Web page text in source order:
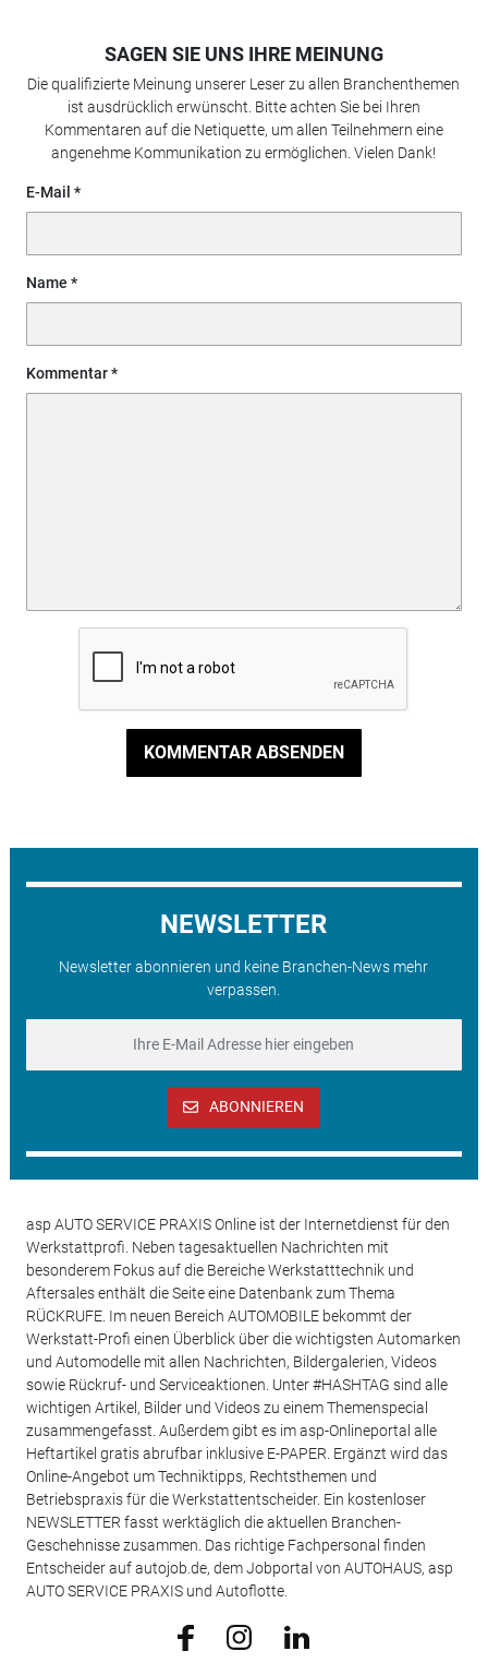
SAGEN SIE UNS IHRE MEINUNG
Die qualifizierte Meinung unserer Leser zu allen Branchenthemen
ist ausdrücklich erwünscht. Bitte achten Sie bei Ihren
Kommentaren auf die Netiquette, um allen Teilnehmern eine
angenehme Kommunikation zu ermöglichen. Vielen Dank!
E-Mail
Name
Kommentar
KOMMENTAR ABSENDEN
NEWSLETTER
Newsletter abonnieren und keine Branchen-News mehr
verpassen.
ABONNIEREN
asp AUTO SERVICE PRAXIS Online ist der Internetdienst für den
Werkstattprofi. Neben tagesaktuellen Nachrichten mit
besonderem Fokus auf die Bereiche Werkstatttechnik und
Aftersales enthält die Seite eine Datenbank zum Thema
RÜCKRUFE. Im neuen Bereich AUTOMOBILE bekommt der
Werkstatt-Profi einen Überblick über die wichtigsten Automarken
und Automodelle mit allen Nachrichten, Bildergalerien, Videos
sowie Rückruf- und Serviceaktionen. Unter #HASHTAG sind alle
wichtigen Artikel, Bilder und Videos zu einem Themenspecial
zusammengefasst. Außerdem gibt es im asp-Onlineportal alle
Heftartikel gratis abrufbar inklusive E-PAPER. Ergänzt wird das
Online-Angebot um Techniktipps, Rechtsthemen und
Betriebspraxis für die Werkstattentscheider. Ein kostenloser
NEWSLETTER fasst werktäglich die aktuellen Branchen-
Geschehnisse zusammen. Das richtige Fachpersonal finden
Entscheider auf autojob.de, dem Jobportal von AUTOHAUS, asp
AUTO SERVICE PRAXIS und Autoflotte.